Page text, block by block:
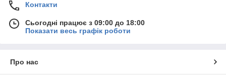
Контакти
Сьогодні працює з 09:00 до 18:00
Показати весь графік роботи
Про нас